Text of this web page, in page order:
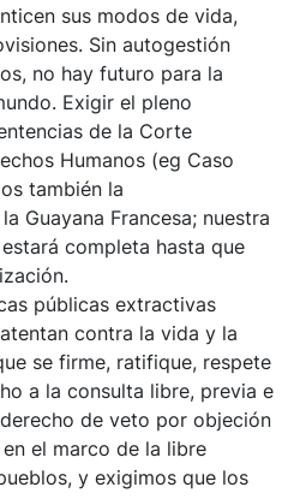
sus modos de vida,
Sin autogestión
no hay futuro para la
Exigir el pleno
de la Corte
Humanos (eg Caso
también la
Guayana Francesa; nuestra
completa hasta que
públicas extractivas
contra la vida y la
se firme, ratifique, respete
a la consulta libre, previa e
de veto por objeción
el marco de la libre
y exigimos que los